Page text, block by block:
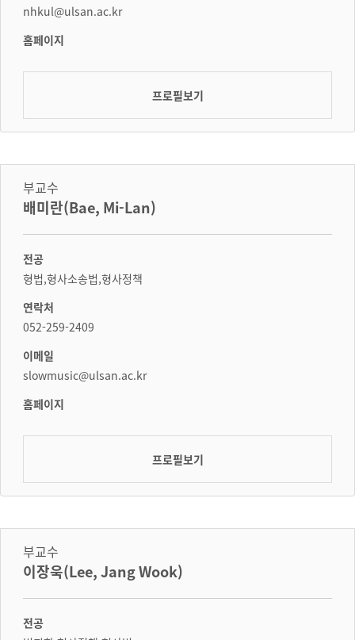
nhkul@ulsan.ac.kr
홈페이지
프로필보기
부교수
배미란(Bae, Mi-Lan)
전공
형법,형사소송법,형사정책
연락처
052-259-2409
이메일
slowmusic@ulsan.ac.kr
홈페이지
프로필보기
부교수
이장욱(Lee, Jang Wook)
전공